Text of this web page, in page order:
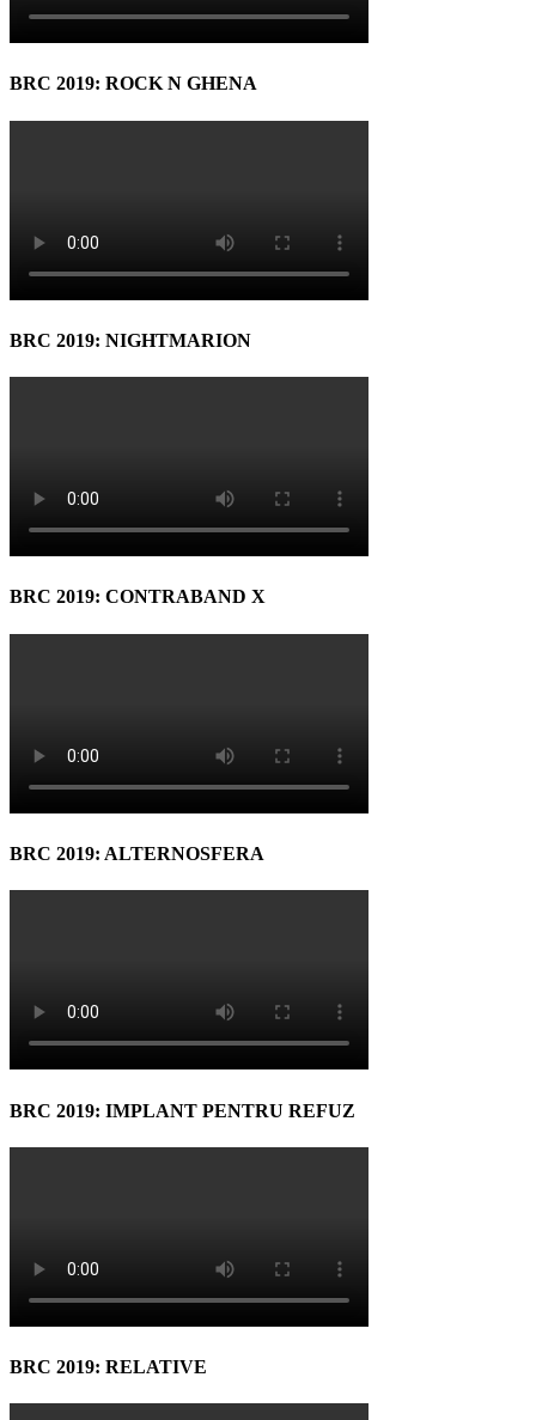
BRC 2019: ROCK N GHENA
BRC 2019: NIGHTMARION
BRC 2019: CONTRABAND X
BRC 2019: ALTERNOSFERA
BRC 2019: IMPLANT PENTRU REFUZ
BRC 2019: RELATIVE